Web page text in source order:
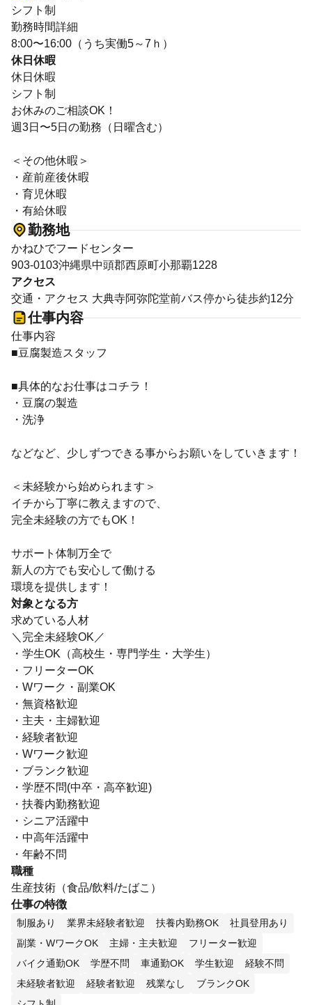
シフト制
勤務時間詳細
8:00〜16:00（うち実働5～7ｈ）
休日休暇
休日休暇
シフト制
お休みのご相談OK！
週3日〜5日の勤務（日曜含む）
＜その他休暇＞
・産前産後休暇
・育児休暇
・有給休暇
勤務地
かねひでフードセンター
903-0103沖縄県中頭郡西原町小那覇1228
アクセス
交通・アクセス 大典寺阿弥陀堂前バス停から徒歩約12分
仕事内容
仕事内容
■豆腐製造スタッフ
■具体的なお仕事はコチラ！
・豆腐の製造
・洗浄
などなど、少しずつできる事からお願いをしていきます！
＜未経験から始められます＞
イチから丁寧に教えますので、
完全未経験の方でもOK！
サポート体制万全で
新人の方でも安心して働ける
環境を提供します！
対象となる方
求めている人材
＼完全未経験OK／
・学生OK（高校生・専門学生・大学生）
・フリーターOK
・Wワーク・副業OK
・無資格歓迎
・主夫・主婦歓迎
・経験者歓迎
・Wワーク歓迎
・ブランク歓迎
・学歴不問(中卒・高卒歓迎)
・扶養内勤務歓迎
・シニア活躍中
・中高年活躍中
・年齢不問
職種
生産技術（食品/飲料/たばこ）
仕事の特徴
制服あり 業界未経験者歓迎 扶養内勤務OK
社員登用あり
副業・WワークOK
主婦・主夫歓迎
フリーター歓迎
バイク通勤OK
学歴不問 車通勤OK 学生歓迎
経験不問
未経験者歓迎
経験者歓迎 残業なし
ブランクOK